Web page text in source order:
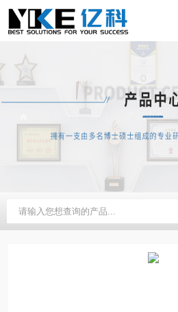
当前位置：首页 产品中心